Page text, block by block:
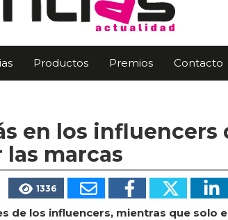
Productos Premios Contacto
en los influencers
marcas
1336
de los influencers, mientras que solo